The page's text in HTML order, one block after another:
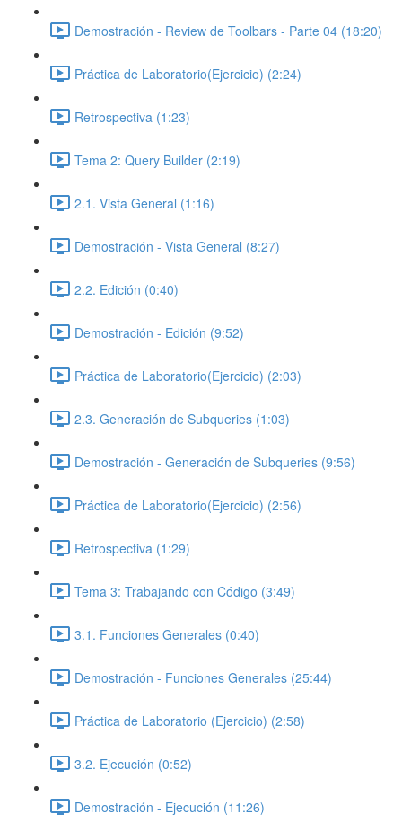
Demostración - Review de Toolbars - Parte 04 (18:20)
Práctica de Laboratorio(Ejercicio) (2:24)
Retrospectiva (1:23)
Tema 2: Query Builder (2:19)
2.1. Vista General (1:16)
Demostración - Vista General (8:27)
2.2. Edición (0:40)
Demostración - Edición (9:52)
Práctica de Laboratorio(Ejercicio) (2:03)
2.3. Generación de Subqueries (1:03)
Demostración - Generación de Subqueries (9:56)
Práctica de Laboratorio(Ejercicio) (2:56)
Retrospectiva (1:29)
Tema 3: Trabajando con Código (3:49)
3.1. Funciones Generales (0:40)
Demostración - Funciones Generales (25:44)
Práctica de Laboratorio (Ejercicio) (2:58)
3.2. Ejecución (0:52)
Demostración - Ejecución (11:26)